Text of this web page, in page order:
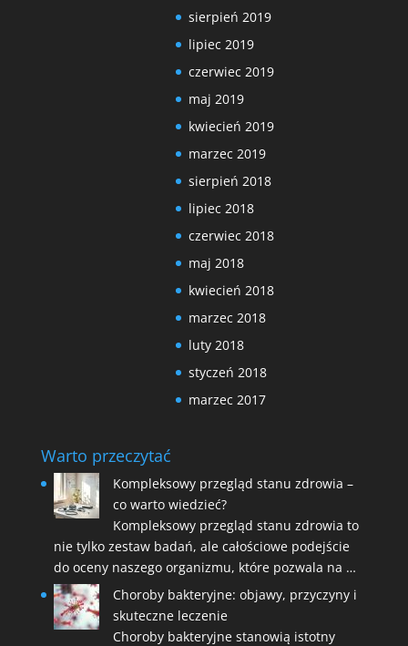
sierpień 2019
lipiec 2019
czerwiec 2019
maj 2019
kwiecień 2019
marzec 2019
sierpień 2018
lipiec 2018
czerwiec 2018
maj 2018
kwiecień 2018
marzec 2018
luty 2018
styczeń 2018
marzec 2017
Warto przeczytać
Kompleksowy przegląd stanu zdrowia –
co warto wiedzieć?
Kompleksowy przegląd stanu zdrowia to
nie tylko zestaw badań, ale całościowe podejście
do oceny naszego organizmu, które pozwala na …
Choroby bakteryjne: objawy, przyczyny i
skuteczne leczenie
Choroby bakteryjne stanowią istotny